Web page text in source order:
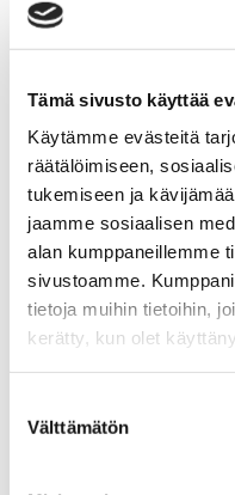
Tämä sivusto käyttää
Käytämme evästeitä
räätälöimiseen,
tukemiseen ja
jaamme sosiaalisen
alan kumppaneillemme
sivustoamme.
tietoja muihin tietoihin,
kerätty, kun olet
valinta
Välttämätön
AJOASUT
Ajolasit
Kengät
Kypärät
Lynx